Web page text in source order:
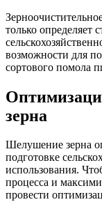
только определяет
возможности для
сортового помола
зерна
Шелушение зерна
подготовке
использования.
процесса и
провести